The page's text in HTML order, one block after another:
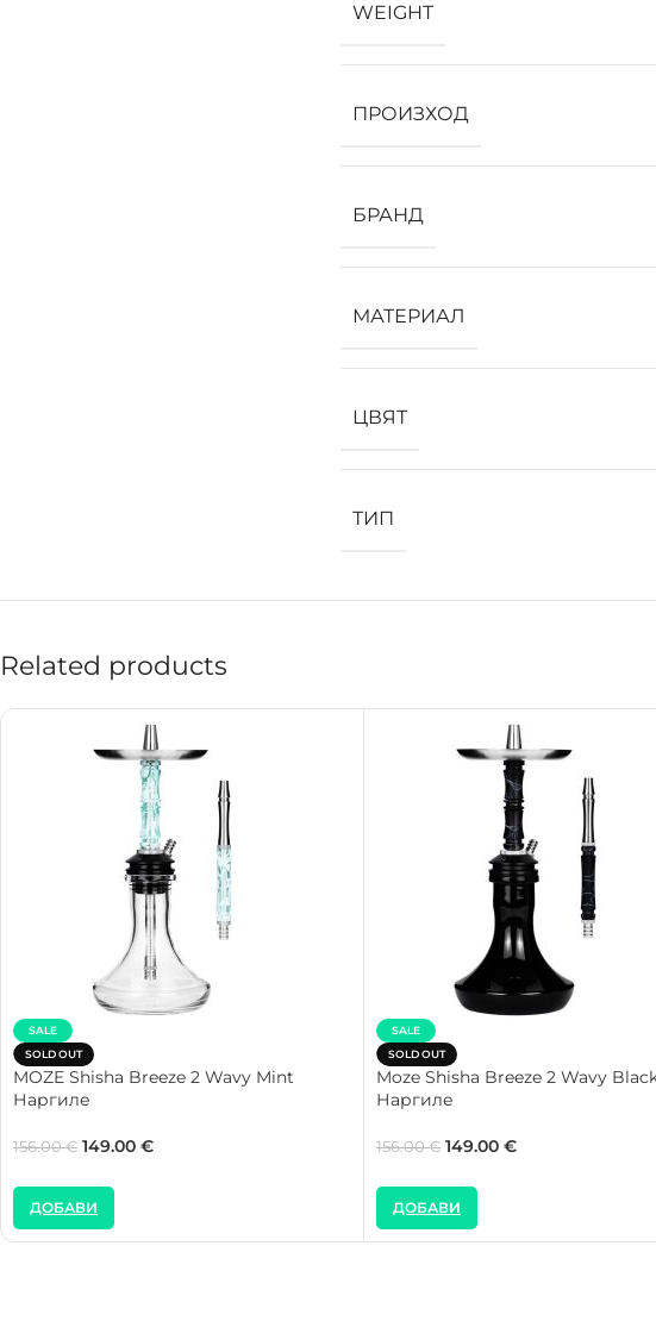
WEIGHT
ПРОИЗХОД
БРАНД
МАТЕРИАЛ
ЦВЯТ
ТИП
Related products
SALE
SOLD OUT
MOZE Shisha Breeze 2 Wavy Mint
Наргиле
156.00€ 149.00 €
ДОБАВИ
SALE
SOLD OUT
Moze Shisha Breeze 2 Wavy
Наргиле
156.00€ 149.00 €
ДОБАВИ